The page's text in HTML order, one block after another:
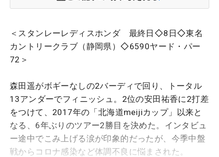
＜スタンレーレディスホンダ 最終日◇8日◇東名
カントリークラブ（静岡県）◇6590ヤード・パー
72＞
森田遥がボギーなしの2バーディで回り、トータル
13アンダーでフィニッシュ。2位の安田祐香に2打差
をつけて、2017年の「北海道meijiカップ」以来と
なる、6年ぶりのツアー2勝目を決めた。インタビュ
ー途中でこみ上げる涙が印象的だったが、今季中盤
戦からコロナ感染など体調不良に悩まされた。